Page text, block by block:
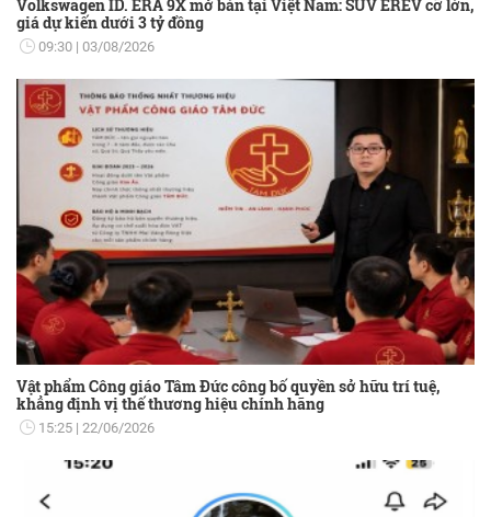
Volkswagen ID. ERA 9X mở bán tại Việt Nam: SUV EREV cỡ lớn,
giá dự kiến dưới 3 tỷ đồng
09:30 03/08/2026
Vật phẩm Công giáo Tâm Đức công bố quyền sở hữu trí tuệ,
khẳng định vị thế thương hiệu chính hãng
15:25 22/06/2026